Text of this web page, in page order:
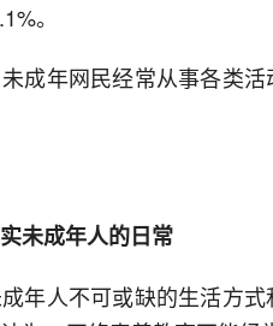
。
未成年网民经常从事各类
未成年人的日常
年人不可或缺的生活方